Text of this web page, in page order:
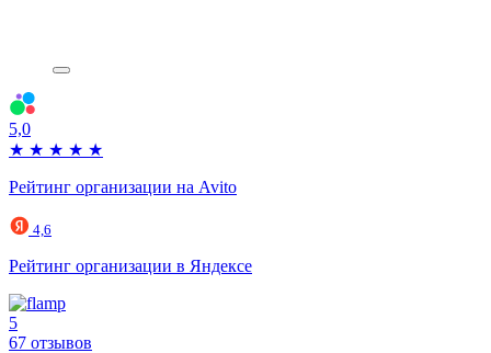
5,0
★ ★ ★ ★ ★
Рейтинг организации на Avito
4,6
Рейтинг организации в Яндексе
5
67 отзывов